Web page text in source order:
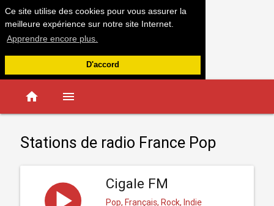
Ce site utilise des cookies pour vous assurer la
meilleure expérience sur notre site Internet.
Apprendre encore plus.
D'accord
home menu
Stations de radio France Pop
Cigale FM
Pop, Français, Rock, Indie